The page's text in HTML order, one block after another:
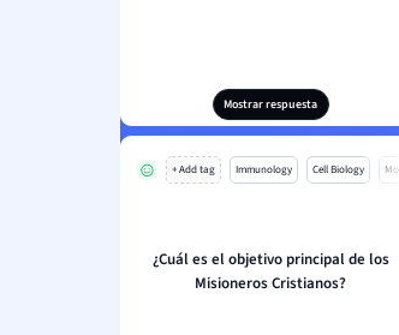
Mostrar respuesta
+ Add tag Immunology Cell Biology Mo
¿Cuál es el objetivo principal de los
Misioneros Cristianos?